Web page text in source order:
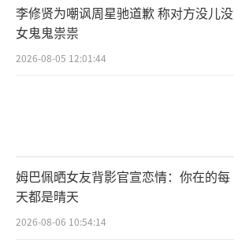
李修贤为嘲讽周星驰道歉 称对方没儿没
女鬼鬼祟祟
2026-08-05 12:01:44
姆巴佩晒女友背影官宣恋情：你在的每
天都是晴天
2026-08-06 10:54:14